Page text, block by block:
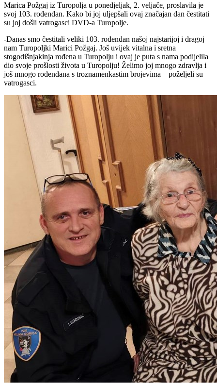
Marica Požgaj iz Turopolja u ponedjeljak, 2. veljače, proslavila je
svoj 103. rođendan. Kako bi joj uljepšali ovaj značajan dan čestitati
su joj došli vatrogasci DVD-a Turopolje.
-Danas smo čestitali veliki 103. rođendan našoj najstarijoj i dragoj
nam Turopoljki Marici Požgaj. Još uvijek vitalna i sretna
stogodišnjakinja rođena u Turopolju i ovaj je puta s nama podijelila
dio svoje prošlosti života u Turopolju! Želimo joj mnogo zdravlja i
još mnogo rođendana s troznamenkastim brojevima – poželjeli su
vatrogasci.